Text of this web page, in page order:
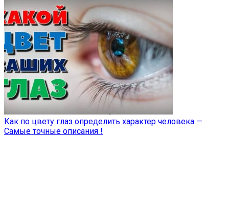
Как по цвету глаз определить характер человека —
Самые точные описания !